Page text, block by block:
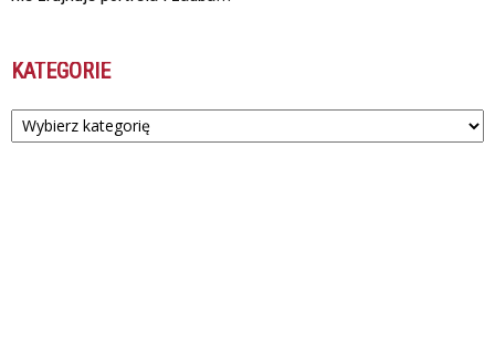
KATEGORIE
Kategorie